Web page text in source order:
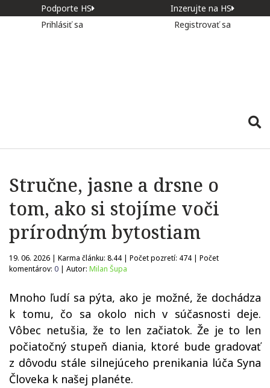
Podporte HS
Inzerujte na HS
Prihlásiť sa
Registrovať sa
Stručne, jasne a drsne o
tom, ako si stojíme voči
prírodným bytostiam
19. 06. 2026 | Karma článku: 8.44 | Počet pozretí: 474 | Počet
komentárov: 0 | Autor: Milan Šupa
Mnoho ľudí sa pýta, ako je možné, že dochádza
k tomu, čo sa okolo nich v súčasnosti deje.
Vôbec netušia, že to len začiatok. Že je to len
počiatočný stupeň diania, ktoré bude gradovať
z dôvodu stále silnejúceho prenikania lúča Syna
Človeka k našej planéte.